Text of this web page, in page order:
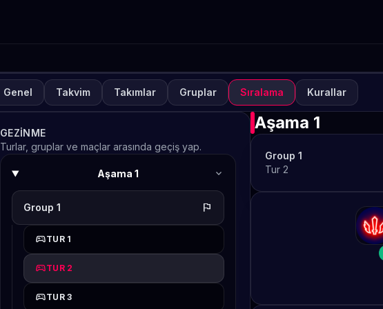
TURNUVA KAPALI
TETO Games Always-ON
11
Düzenleyen TETO
Genel Takvim Takımlar Gruplar Sıralama Kurallar
GEZINME
Turlar, gruplar ve maçlar arasında geçiş yap.
Aşama 1 expand_more
Group 1 flag
sports_esportsTUR 1
sports_esportsTUR 2
sports_esportsTUR 3
Aşama 1
Group 1
Tur 2